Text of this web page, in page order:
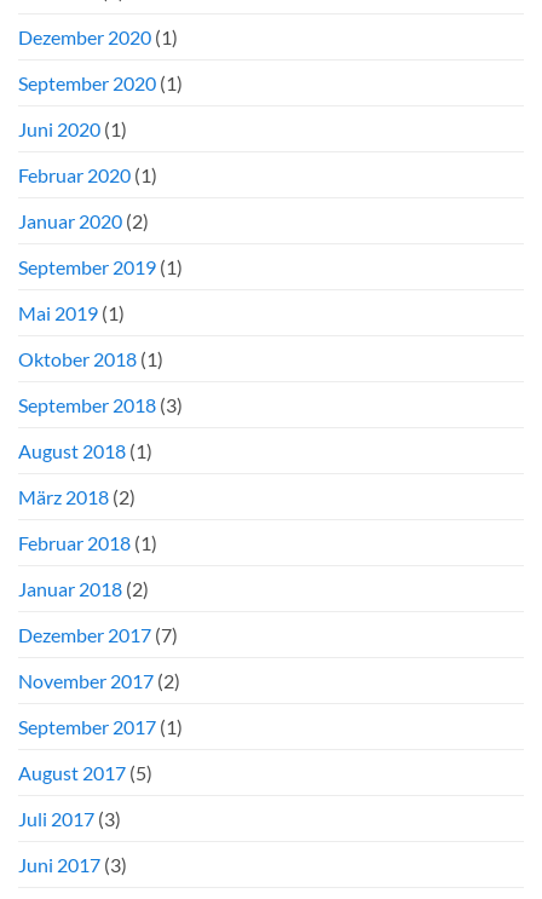
Dezember 2020 (1)
September 2020 (1)
Juni 2020 (1)
Februar 2020 (1)
Januar 2020 (2)
September 2019 (1)
Mai 2019 (1)
Oktober 2018 (1)
September 2018 (3)
August 2018 (1)
März 2018 (2)
Februar 2018 (1)
Januar 2018 (2)
Dezember 2017 (7)
November 2017 (2)
September 2017 (1)
August 2017 (5)
Juli 2017 (3)
Juni 2017 (3)